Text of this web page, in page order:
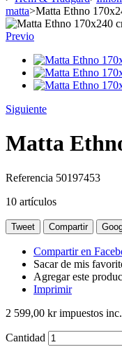
matta>Matta Ethno
Previo
Siguiente
Matta
Referencia 50197453
10 artículos
Tweet Compartir
Compartir en
Sacar de mis
Agregar este
Imprimir
2 599,00 krimpuestos inc.
Cantidad